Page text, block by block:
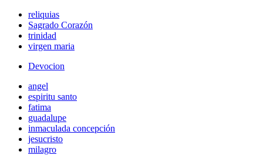
reliquias
Sagrado Corazón
trinidad
virgen maria
Devocion
angel
espiritu santo
fatima
guadalupe
inmaculada concepción
jesucristo
milagro